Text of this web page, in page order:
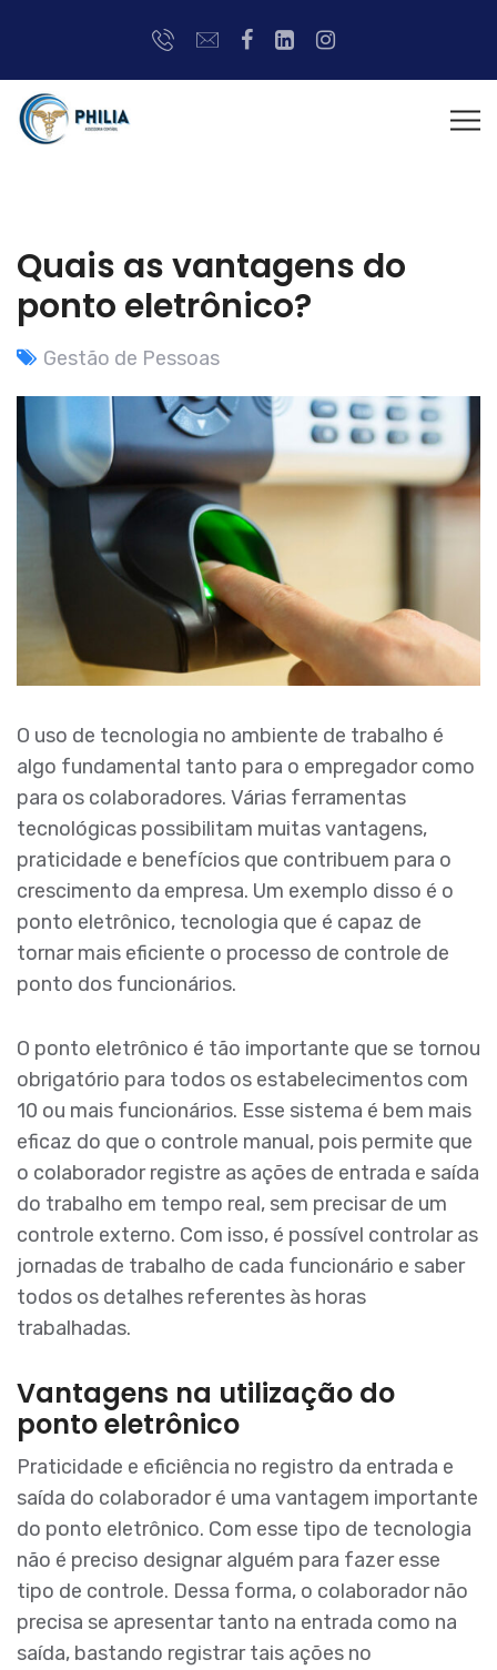
Quais as vantagens do
ponto eletrônico?
Gestão de Pessoas
O uso de tecnologia no ambiente de trabalho é
algo fundamental tanto para o empregador como
para os colaboradores. Várias ferramentas
tecnológicas possibilitam muitas vantagens,
praticidade e benefícios que contribuem para o
crescimento da empresa. Um exemplo disso é o
ponto eletrônico, tecnologia que é capaz de
tornar mais eficiente o processo de controle de
ponto dos funcionários.
O ponto eletrônico é tão importante que se tornou
obrigatório para todos os estabelecimentos com
10 ou mais funcionários. Esse sistema é bem mais
eficaz do que o controle manual, pois permite que
o colaborador registre as ações de entrada e saída
do trabalho em tempo real, sem precisar de um
controle externo. Com isso, é possível controlar as
jornadas de trabalho de cada funcionário e saber
todos os detalhes referentes às horas
trabalhadas.
Vantagens na utilização do
ponto eletrônico
Praticidade e eficiência no registro da entrada e
saída do colaborador é uma vantagem importante
do ponto eletrônico. Com esse tipo de tecnologia
não é preciso designar alguém para fazer esse
tipo de controle. Dessa forma, o colaborador não
precisa se apresentar tanto na entrada como na
saída, bastando registrar tais ações no